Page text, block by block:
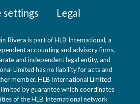
settings Legal
Rivera is part of HLB International, a
accounting and advisory firms,
and independent legal entity, and
Limited has no liability for acts and
member. HLB International Limited
limited by guarantee which coordinates
of the HLB International network